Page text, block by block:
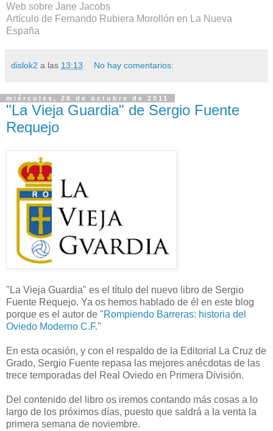
Web sobre Jane Jacobs
Artículo de Fernando Rubiera Morollón en La Nueva
España
dislok2 a las 13:13 No hay comentarios:
miércoles, 26 de octubre de 2011
"La Vieja Guardia" de Sergio Fuente
Requejo
"La Vieja Guardia" es el título del nuevo libro de Sergio
Fuente Requejo. Ya os hemos hablado de él en este blog
porque es el autor de "Rompiendo Barreras: historia del
Oviedo Moderno C.F."
En esta ocasión, y con el respaldo de la Editorial La Cruz de
Grado, Sergio Fuente repasa las mejores anécdotas de las
trece temporadas del Real Oviedo en Primera División.
Del contenido del libro os iremos contando más cosas a lo
largo de los próximos días, puesto que saldrá a la venta la
primera semana de noviembre.